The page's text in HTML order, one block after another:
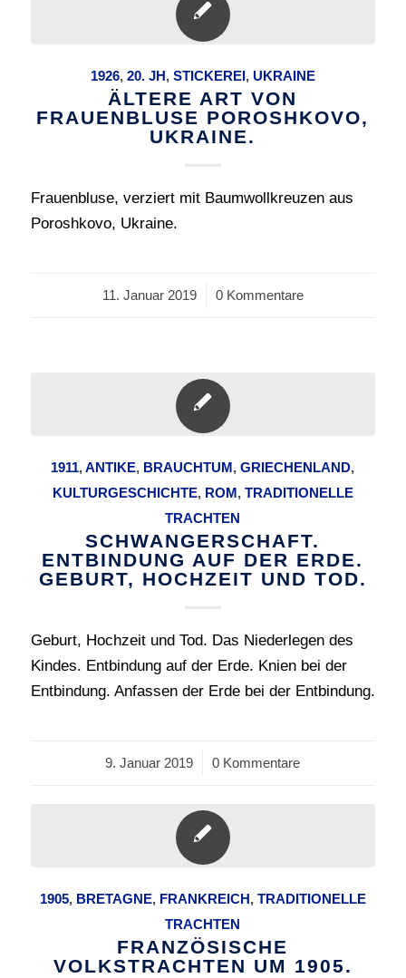
1926, 20. JH, STICKEREI, UKRAINE
ÄLTERE ART VON
FRAUENBLUSE POROSHKOVO,
UKRAINE.
Frauenbluse, verziert mit Baumwollkreuzen aus
Poroshkovo, Ukraine.
11. Januar 2019
/ 0 Kommentare
1911,ANTIKE, BRAUCHTUM,GRIECHENLAND,
KULTURGESCHICHTE, ROM, TRADITIONELLE
TRACHTEN
SCHWANGERSCHAFT.
ENTBINDUNG AUF DER ERDE.
GEBURT, HOCHZEIT UND TOD.
Geburt, Hochzeit und Tod. Das Niederlegen des
Kindes. Entbindung auf der Erde. Knien bei der
Entbindung. Anfassen der Erde bei der Entbindung.
9. Januar 2019
/ 0 Kommentare
1905, BRETAGNE, FRANKREICH, TRADITIONELLE
TRACHTEN
FRANZÖSISCHE
VOLKSTRACHTEN UM 1905.